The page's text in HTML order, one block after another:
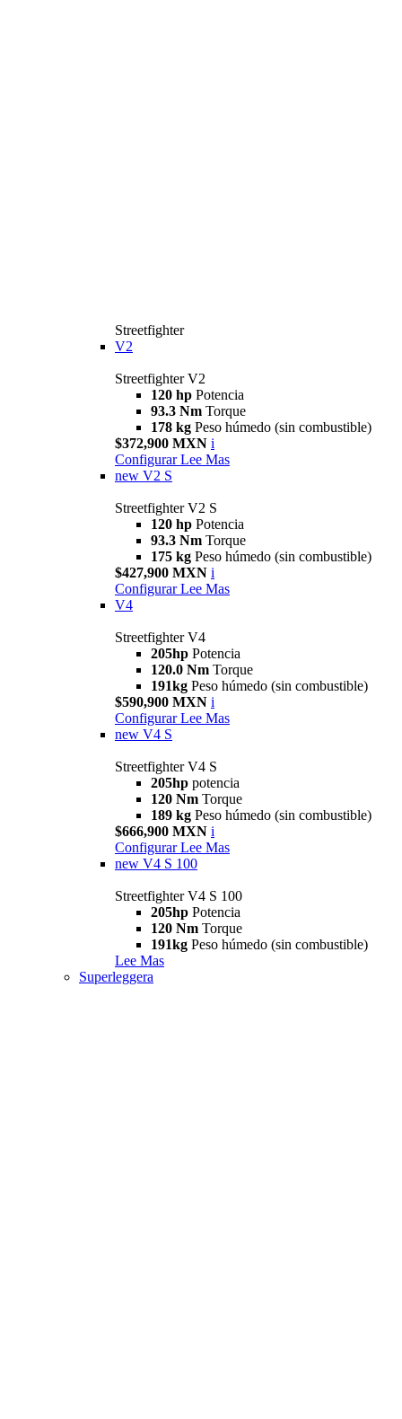
Streetfighter
V2
Streetfighter V2
120 hp Potencia
93.3 Nm Torque
178 kg Peso húmedo (sin combustible)
$372,900 MXN i
Configurar Lee Mas
new V2 S
Streetfighter V2 S
120 hp Potencia
93.3 Nm Torque
175 kg Peso húmedo (sin combustible)
$427,900 MXN i
Configurar Lee Mas
V4
Streetfighter V4
205hp Potencia
120.0 Nm Torque
191kg Peso húmedo (sin combustible)
$590,900 MXN i
Configurar Lee Mas
new V4 S
Streetfighter V4 S
205hp potencia
120 Nm Torque
189 kg Peso húmedo (sin combustible)
$666,900 MXN i
Configurar Lee Mas
new V4 S 100
Streetfighter V4 S 100
205hp Potencia
120 Nm Torque
191kg Peso húmedo (sin combustible)
Lee Mas
Superleggera